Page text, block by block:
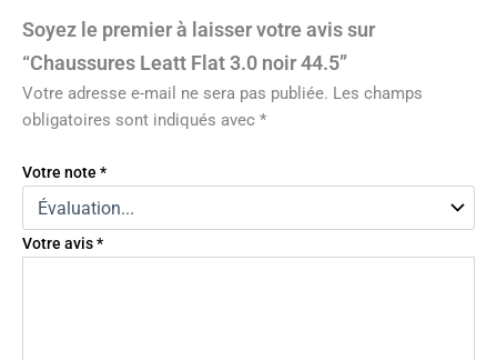
Soyez le premier à laisser votre avis sur
“Chaussures Leatt Flat 3.0 noir 44.5”
Votre adresse e-mail ne sera pas publiée. Les champs
obligatoires sont indiqués avec *
Votre note *
Votre avis*